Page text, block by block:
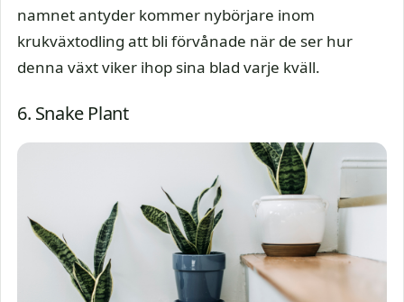
namnet antyder kommer nybörjare inom
krukväxtodling att bli förvånade när de ser hur
denna växt viker ihop sina blad varje kväll.
6. Snake Plant